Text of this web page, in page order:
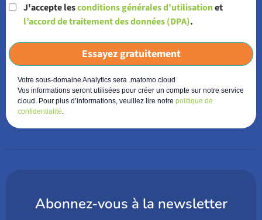
J'accepte lesconditions générales d’utilisationet
l’accord de traitement des données (DPA).
Essayez gratuitement
Votre sous-domaine Analytics sera .matomo.cloud
Vos informations seront utilisées pour créer un compte sur notre service
cloud. Pour plus d’informations, veuillez lire notre politique de
confidentialité.
Abonnez-vous à la newsletter